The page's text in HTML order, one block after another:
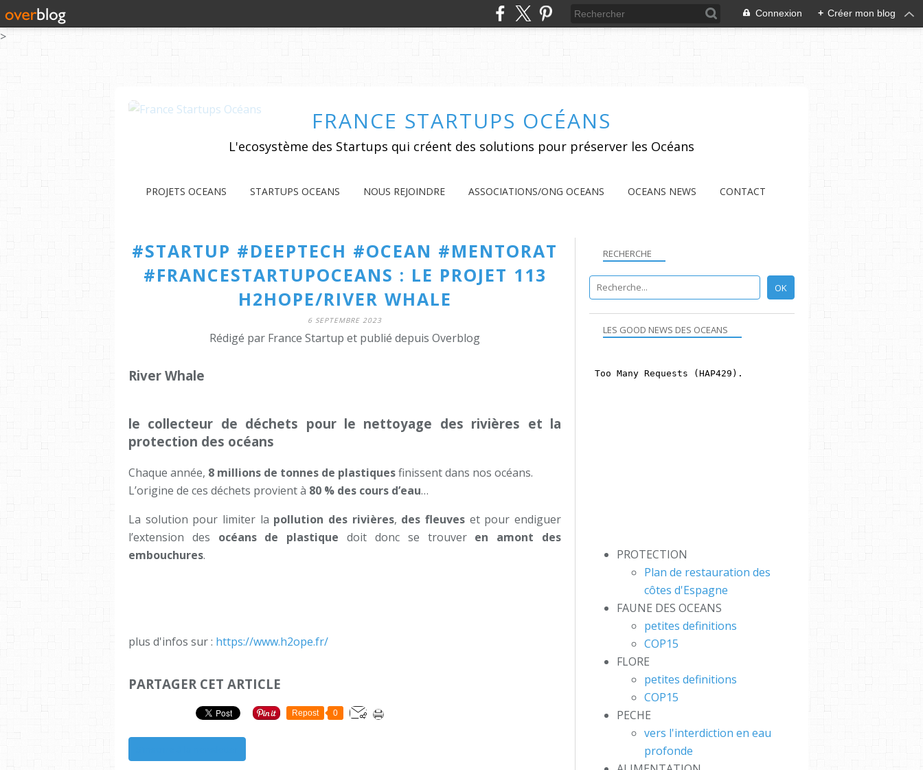
>
Connexion + Créer mon blog
FRANCE STARTUPS OCÉANS
L'ecosystème des Startups qui créent des solutions pour préserver les Océans
PROJETS OCEANS STARTUPS OCEANS NOUS REJOINDRE ASSOCIATIONS/ONG OCEANS OCEANS NEWS CONTACT
#STARTUP #DEEPTECH #OCEAN #MENTORAT
#FRANCESTARTUPOCEANS : LE PROJET 113
H2HOPE/RIVER WHALE
6 SEPTEMBRE 2023
Rédigé par France Startup et publié depuis Overblog
River Whale
le collecteur de déchets pour le nettoyage des rivières et la
protection des océans
Chaque année, 8 millions de tonnes de plastiquesfinissent dans nos océans.
L’origine de ces déchets provient à 80 % des cours d’eau…
La solution pour limiter la pollution des rivières, des fleuves et pour endiguer
l’extension des océans de plastique doit donc se trouver en amont des
embouchures.
plus d'infos sur : https://www.h2ope.fr/
PARTAGER CET ARTICLE
Repost 0
RECHERCHE
LES GOOD NEWS DES OCEANS
PROTECTION
Plan de restauration des
côtes d'Espagne
FAUNE DES OCEANS
petites definitions
COP15
FLORE
petites definitions
COP15
PECHE
vers l'interdiction en eau
profonde